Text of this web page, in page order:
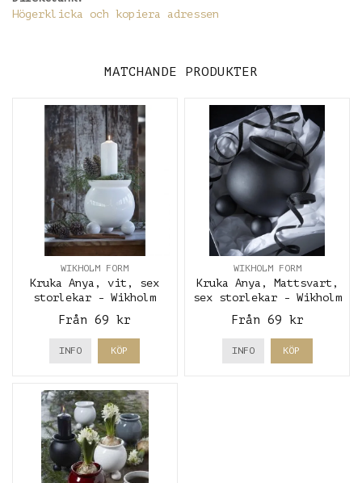
Högerklicka och kopiera adressen
MATCHANDE PRODUKTER
WIKHOLM FORM
Kruka Anya, vit, sex
storlekar - Wikholm
Form
Från 69 kr
INFO KÖP
WIKHOLM FORM
Kruka Anya, Mattsvart,
sex storlekar - Wikholm
Form
Från 69 kr
INFO KÖP